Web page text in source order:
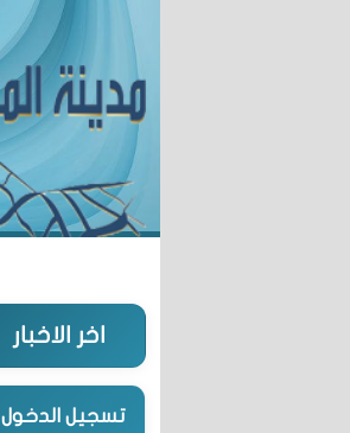
اخر الاخبارافتتاح "تعاونية المطلاع" 27 أغسطس
تسجيل الدخول